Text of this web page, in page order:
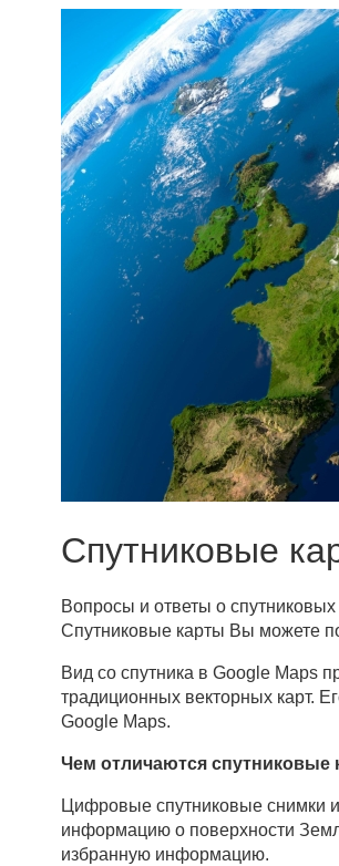
Спутниковые
Вопросы и ответы о
Спутниковые карты Вы можете
Вид со спутника в Google Maps
традиционных векторных карт.
Google Maps.
Чем отличаются спутниковые
Цифровые спутниковые снимки
информацию о поверхности
избранную информацию.